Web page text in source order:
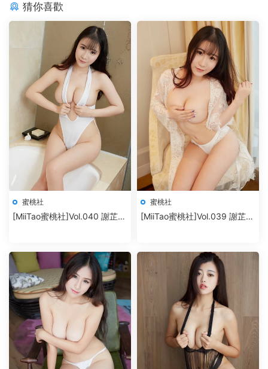
猜你喜歡
蜜桃社
[MiiTao蜜桃社]Vol.040 謝芷馨
蜜桃社
[MiiTao蜜桃社]Vol.039 謝芷馨